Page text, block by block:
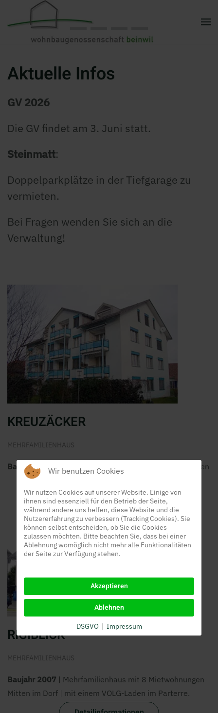
Zum Hauptinhalt springen
Aktuelle Infos
GV 2026
Die GV findet am 3. Juni statt.
Steinmatt:
Doppelparkplätze in der Tiefgarage zu
vermieten.
Bei Fragen wenden Sie sich an die
Verwaltung!
KREUZÄCKER
MEHRFAMILIENHAUS
Baujahr 1997 | Mehrfamilienhaus mit 10 Mietwohnungen
RIGIBLICK
MEHRFAMILIENHAUS
Baujahr 2007 | Mehrfamilienhaus mit 8 Mietwohnungen
Mitten im Dorf | mit einem VOLG-Laden im Parterre.
Wir benutzen Cookies
Wir nutzen Cookies auf unserer Website. Einige von
ihnen sind essenziell für den Betrieb der Seite,
während andere uns helfen, diese Website und die
Nutzererfahrung zu verbessern (Tracking Cookies). Sie
können selbst entscheiden, ob Sie die Cookies
zulassen möchten. Bitte beachten Sie, dass bei einer
Ablehnung womöglich nicht mehr alle Funktionalitäten
der Seite zur Verfügung stehen.
Akzeptieren
Ablehnen
DSGVO | Impressum